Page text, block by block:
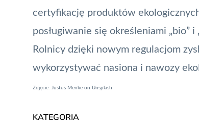
certyfikację produktów
posługiwanie się określeniami „bio” i
Rolnicy dzięki nowym regulacjom
wykorzystywać nasiona i nawozy
Zdjęcie: Justus Menke on Unsplash
KATEGORIA